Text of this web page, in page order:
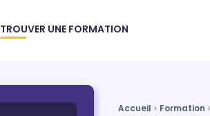
TROUVER UNE FORMATION
Accueil Formation